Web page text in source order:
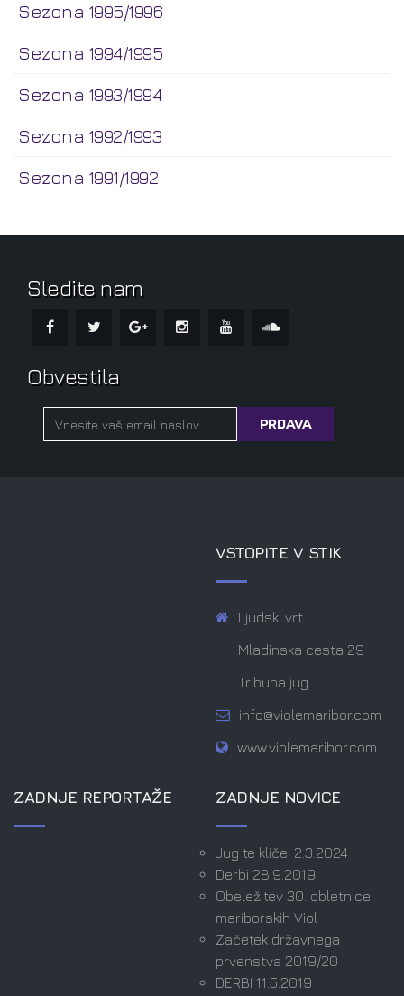
Sezona 1995/1996
Sezona 1994/1995
Sezona 1993/1994
Sezona 1992/1993
Sezona 1991/1992
Sledite nam
Obvestila
VSTOPITE V STIK
Ljudski vrt
Mladinska cesta 29
Tribuna jug
info@violemaribor.com
www.violemaribor.com
ZADNJE REPORTAŽE ZADNJE NOVICE
Jug te kliče! 2.3.2024
Derbi 28.9.2019
Obeležitev 30. obletnice
mariborskih Viol
Začetek državnega
prvenstva 2019/20
DERBI 11.5.2019